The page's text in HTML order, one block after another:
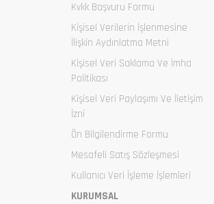
Kvkk Başvuru Formu
Kişisel Verilerin İşlenmesine
İlişkin Aydınlatma Metni
Kişisel Veri Saklama Ve İmha
Politikası
Kişisel Veri Paylaşımı Ve İletişim
İzni
Ön Bilgilendirme Formu
Mesafeli Satış Sözleşmesi
Kullanıcı Veri İşleme İşlemleri
KURUMSAL